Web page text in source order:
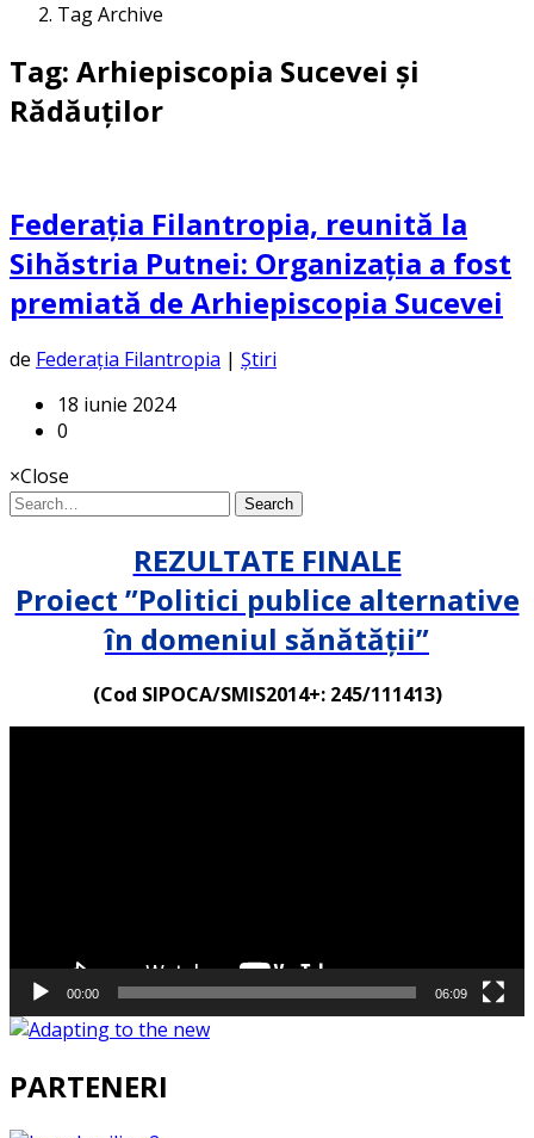
Tag Archive
Tag: Arhiepiscopia Sucevei și
Rădăuților
Federația Filantropia, reunită la
Sihăstria Putnei: Organizația a fost
premiată de Arhiepiscopia Sucevei
de Federația Filantropia | Știri
18 iunie 2024
0
×Close
Search
REZULTATE FINALE
Proiect ”Politici publice alternative
în domeniul sănătății”
(Cod SIPOCA/SMIS2014+: 245/111413)
00:00 06:09
PARTENERI